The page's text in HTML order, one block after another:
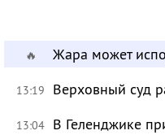
🔥 Жара может
13:19 Верховный суд
13:04 В Геленджике